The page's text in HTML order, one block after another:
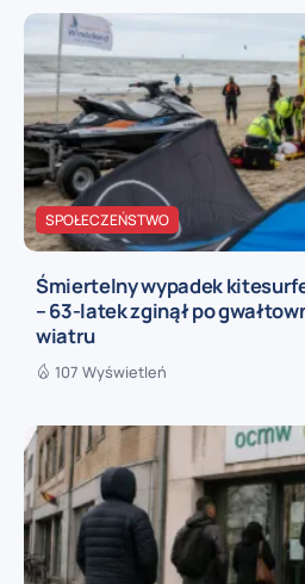
SPOŁECZEŃSTWO
Śmiertelny wypadek
– 63-latek zginął po
wiatru
107 Wyświetleń